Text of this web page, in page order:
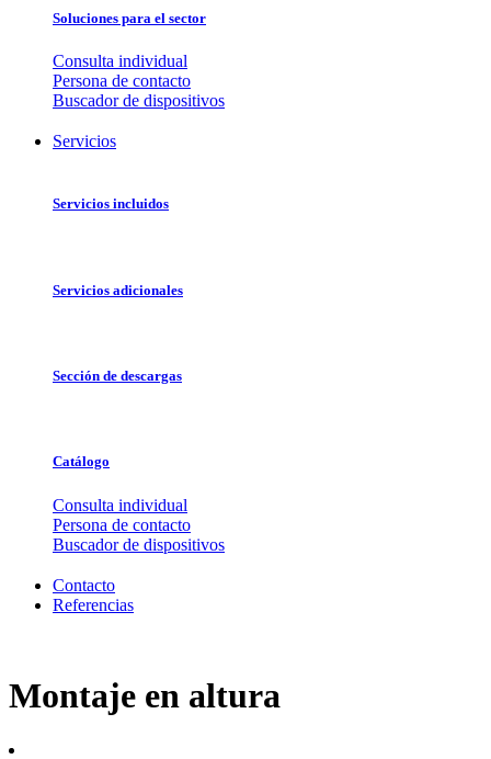
Soluciones para el sector
Consulta individual
Persona de contacto
Buscador de dispositivos
Servicios
Servicios incluidos
Servicios adicionales
Sección de descargas
Catálogo
Consulta individual
Persona de contacto
Buscador de dispositivos
Contacto
Referencias
Montaje en altura